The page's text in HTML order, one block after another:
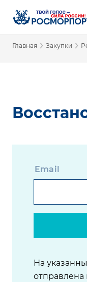
Главная › Закупки ›
Email
На
отправлена